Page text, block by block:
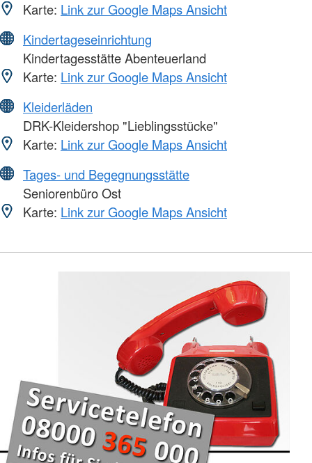
Karte: Link zur Google Maps Ansicht
Kindertageseinrichtung
Kindertagesstätte Abenteuerland
Karte: Link zur Google Maps Ansicht
Kleiderläden
DRK-Kleidershop "Lieblingsstücke"
Karte: Link zur Google Maps Ansicht
Tages- und Begegnungsstätte
Seniorenbüro Ost
Karte: Link zur Google Maps Ansicht